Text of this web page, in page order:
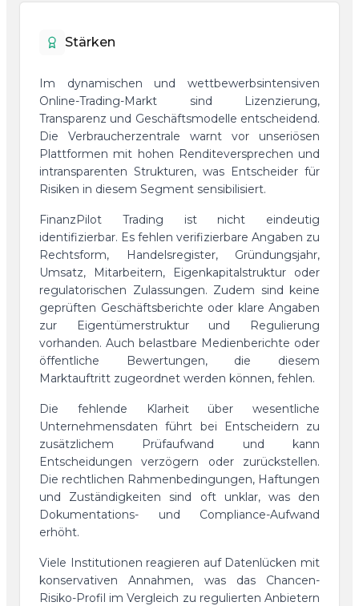
Stärken
Im dynamischen und wettbewerbsintensiven
Online-Trading-Markt sind Lizenzierung,
Transparenz und Geschäftsmodelle entscheidend.
Die Verbraucherzentrale warnt vor unseriösen
Plattformen mit hohen Renditeversprechen und
intransparenten Strukturen, was Entscheider für
Risiken in diesem Segment sensibilisiert.
FinanzPilot Trading ist nicht eindeutig
identifizierbar. Es fehlen verifizierbare Angaben zu
Rechtsform, Handelsregister, Gründungsjahr,
Umsatz, Mitarbeitern, Eigenkapitalstruktur oder
regulatorischen Zulassungen. Zudem sind keine
geprüften Geschäftsberichte oder klare Angaben
zur Eigentümerstruktur und Regulierung
vorhanden. Auch belastbare Medienberichte oder
öffentliche Bewertungen, die diesem
Marktauftritt zugeordnet werden können, fehlen.
Die fehlende Klarheit über wesentliche
Unternehmensdaten führt bei Entscheidern zu
zusätzlichem Prüfaufwand und kann
Entscheidungen verzögern oder zurückstellen.
Die rechtlichen Rahmenbedingungen, Haftungen
und Zuständigkeiten sind oft unklar, was den
Dokumentations- und Compliance-Aufwand
erhöht.
Viele Institutionen reagieren auf Datenlücken mit
konservativen Annahmen, was das Chancen-
Risiko-Profil im Vergleich zu regulierten Anbietern